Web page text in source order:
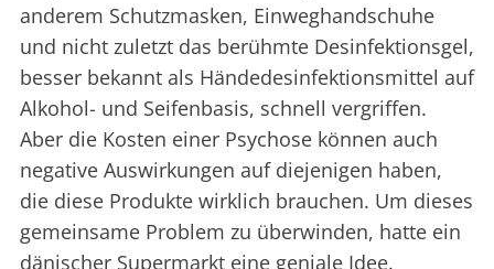
anderem Schutzmasken, Einweghandschuhe
und nicht zuletzt das berühmte Desinfektionsgel,
besser bekannt als Händedesinfektionsmittel auf
Alkohol- und Seifenbasis, schnell vergriffen.
Aber die Kosten einer Psychose können auch
negative Auswirkungen auf diejenigen haben,
die diese Produkte wirklich brauchen. Um dieses
gemeinsame Problem zu überwinden, hatte ein
dänischer Supermarkt eine geniale Idee.